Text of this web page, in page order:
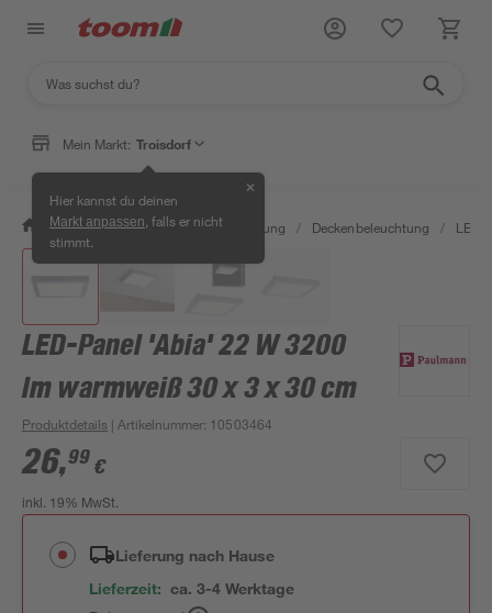
Mein Markt: Troisdorf
Hier kannst du deinen
Markt anpassen , falls er nicht
stimmt.
✕
/ Wohnen & Haushalt / Beleuchtung / Deckenbeleuchtung / LED-
LED-Panel 'Abia' 22 W 3200
lm warmweiß 30 x 3 x 30 cm
Produktdetails | Artikelnummer: 10503464
26,99 €
inkl. 19% MwSt.
Lieferung nach Hause
Lieferzeit: ca. 3-4 Werktage